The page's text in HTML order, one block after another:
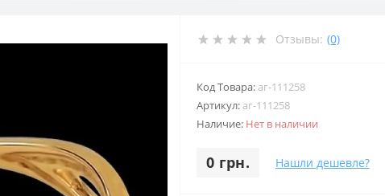
Отзывы: (0)
Код Товара: аг-111258
Артикул: аг-111258
Наличие: Нет в наличии
0 грн. Нашли дешевле?